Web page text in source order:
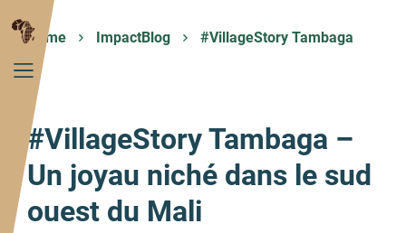
Home ImpactBlog #VillageStory Tambaga
#VillageStory Tambaga –
Un joyau niché dans le sud
ouest du Mali